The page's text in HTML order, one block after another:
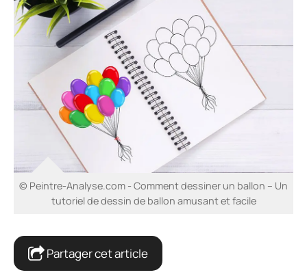
© Peintre-Analyse.com - Comment dessiner un ballon – Un
tutoriel de dessin de ballon amusant et facile
Partager cet article